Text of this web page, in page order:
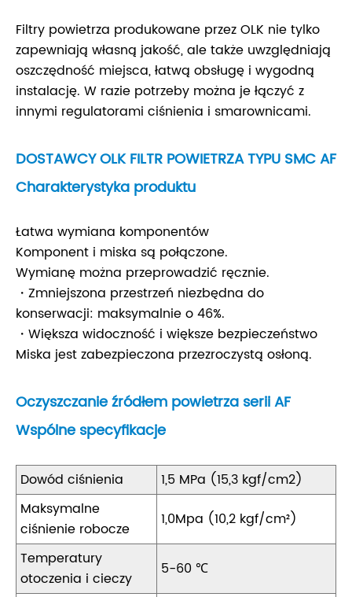
Filtry powietrza produkowane przez OLK nie tylko
zapewniają własną jakość, ale także uwzględniają
oszczędność miejsca, łatwą obsługę i wygodną
instalację. W razie potrzeby można je łączyć z
innymi regulatorami ciśnienia i smarownicami.
DOSTAWCY OLK FILTR POWIETRZA TYPU SMC AF
Charakterystyka produktu
Łatwa wymiana komponentów
Komponent i miska są połączone.
Wymianę można przeprowadzić ręcznie.
・Zmniejszona przestrzeń niezbędna do
konserwacji: maksymalnie o 46%.
・Większa widoczność i większe bezpieczeństwo
Miska jest zabezpieczona przezroczystą osłoną.
Oczyszczanie źródłem powietrza serii AF
Wspólne specyfikacje
Dowód ciśnienia
1,5 MPa (15,3 kgf/cm2)
Maksymalne
ciśnienie robocze
1,0Mpa (10,2 kgf/cm²)
Temperatury
otoczenia i cieczy
5-60 ℃